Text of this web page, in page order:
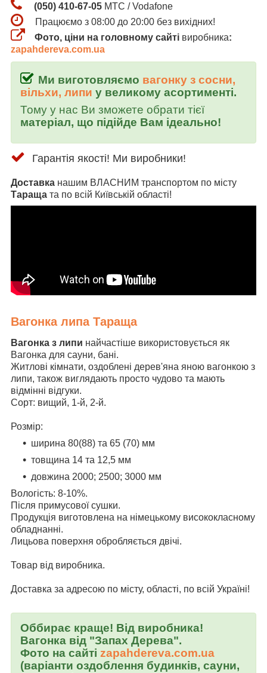
(050) 410-67-05 МТС / Vodafone
Працюємо з 08:00 до 20:00 без вихідних!
Фото, ціни на головному сайті виробника:
zapahdereva.com.ua
Ми виготовляємо вагонку з сосни,
вільхи, липи у великому асортименті.
Тому у нас Ви зможете обрати тієї
матеріал, що підійде Вам ідеально!
Гарантія якості! Ми виробники!
Доставка нашим ВЛАСНИМ транспортом по місту
Тараща та по всій Київській області!
Вагонка липа Тараща
Вагонка з липи найчастіше використовується як
Вагонка для сауни, бані.
Житлові кімнати, оздоблені дерев'яна яною вагонкою з
липи, також виглядають просто чудово та мають
відмінні відгуки.
Сорт: вищий, 1-й, 2-й.
Розмір:
ширина 80(88) та 65 (70) мм
товщина 14 та 12,5 мм
довжина 2000; 2500; 3000 мм
Вологість: 8-10%.
Після примусової сушки.
Продукція виготовлена на німецькому висококласному
обладнанні.
Лицьова поверхня обробляється двічі.
Товар від виробника.
Доставка за адресою по місту, області, по всій Україні!
Оббирає краще! Від виробника!
Вагонка від "Запах Дерева".
Фото на сайті zapahdereva.com.ua
(варіанти оздоблення будинків, сауни,